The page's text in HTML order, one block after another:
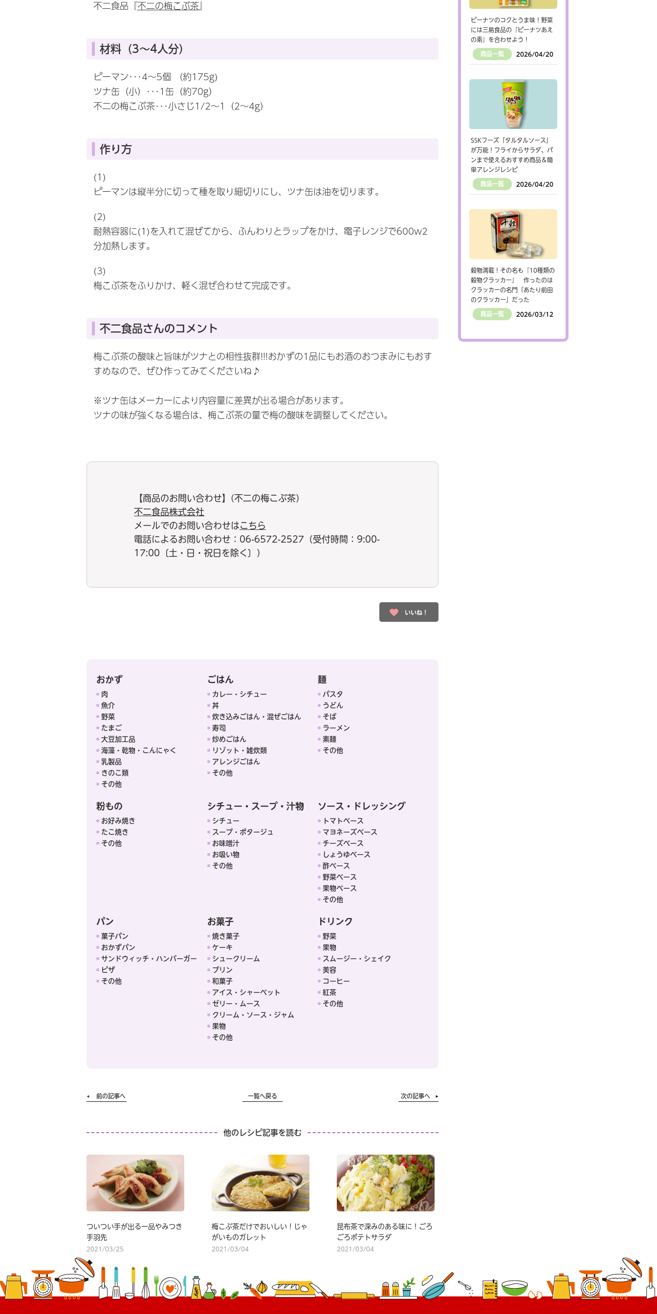
不二食品『 不二の梅こぶ茶』
材料（3～4人分）
ピーマン･･･4〜5個 （約175g)
ツナ缶（小）･･･1缶（約70g）
不二の梅こぶ茶･･･小さじ1/2〜1（2〜4g）
作り方
(1)
ピーマンは縦半分に切って種を取り細切りにし、ツナ缶は油を切ります。
(2)
耐熱容器に(1)を入れて混ぜてから、ふんわりとラップをかけ、電子レンジで600w2
分加熱します。
(3)
梅こぶ茶をふりかけ、軽く混ぜ合わせて完成です。
不二食品さんのコメント
梅こぶ茶の酸味と旨味がツナとの相性抜群!!!おかずの1品にもお酒のおつまみにもおす
すめなので、ぜひ作ってみてくださいね♪
※ツナ缶はメーカーにより内容量に差異が出る場合があります。
ツナの味が強くなる場合は、梅こぶ茶の量で梅の酸味を調整してください。
【商品のお問い合わせ】(不二の梅こぶ茶）
不二食品株式会社
メールでのお問い合わせはこちら
電話によるお問い合わせ：06-6572-2527（受付時間：9:00-
17:00〔土・日・祝日を除く〕）
いいね！
おかず
肉
魚介
野菜
たまご
大豆加工品
海藻・乾物・こんにゃく
乳製品
きのこ類
その他
ごはん
カレー・シチュー
丼
炊き込みごはん・混ぜごはん
寿司
炒めごはん
リゾット・雑炊類
アレンジごはん
その他
麺
パスタ
うどん
そば
ラーメン
素麺
その他
粉もの
お好み焼き
たこ焼き
その他
シチュー・スープ・汁物
シチュー
スープ・ポタージュ
お味噌汁
お吸い物
その他
ソース・ドレッシング
トマトベース
マヨネーズベース
チーズベース
しょうゆベース
酢ベース
野菜ベース
果物ベース
その他
パン
菓子パン
おかずパン
サンドウィッチ・ハンバーガー
ピザ
その他
お菓子
焼き菓子
ケーキ
シュークリーム
プリン
和菓子
アイス・シャーベット
ゼリー・ムース
クリーム・ソース・ジャム
果物
その他
ドリンク
野菜
果物
スムージー・シェイク
美容
コーヒー
紅茶
その他
前の記事へ 一覧へ戻る 次の記事へ
他のレシピ記事を読む
ついつい手が出る一品やみつき
手羽先
2021/03/25
梅こぶ茶だけでおいしい！じゃ
がいものガレット
2021/03/04
昆布茶で深みのある味に！ごろ
ごろポテトサラダ
2021/03/04
ピーナツのコクとうま味！野菜
には三島食品の『ピーナツあえ
の素』を合わせよう！
商品一覧 2026/04/20
SSKフーズ「タルタルソース」
が万能！フライからサラダ、パ
ンまで使えるおすすめ商品＆簡
単アレンジレシピ
商品一覧 2026/04/20
穀物満載！その名も『10種類の
穀物クラッカー』 作ったのは
クラッカーの名門「あたり前田
のクラッカー」だった
商品一覧 2026/03/12